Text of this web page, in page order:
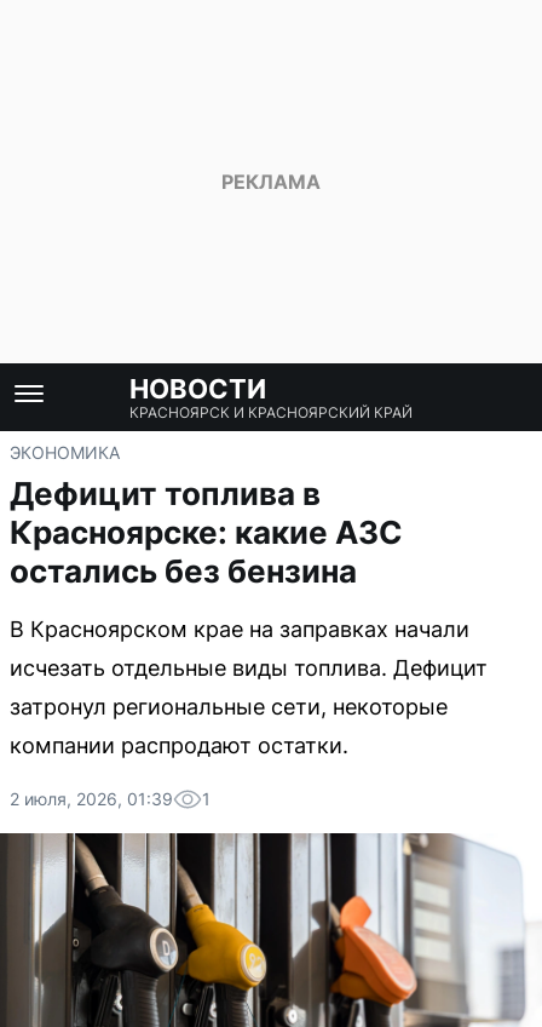
НОВОСТИ
КРАСНОЯРСК И КРАСНОЯРСКИЙ КРАЙ
ЭКОНОМИКА
Дефицит топлива в
Красноярске: какие АЗС
остались без бензина
В Красноярском крае на заправках начали
исчезать отдельные виды топлива. Дефицит
затронул региональные сети, некоторые
компании распродают остатки.
2 июля, 2026, 01:39 1